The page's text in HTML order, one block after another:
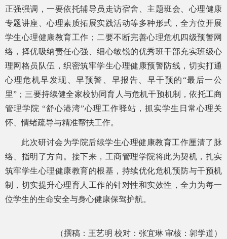
正强强调，一要依托辅导员走访宿舍、主题班会、心理健康
专题讲座、心理素质拓展实践活动等多种形式，全方位开展
学生心理健康教育工作；二要不断完善心理危机四级预警网
络，择优吸纳责任心强、细心敏锐的优秀班干部充实班级心
理网格员队伍，织密筑牢学生心理健康预警防线，切实打通
心理危机早发现、早预警、早报告、早干预的“最后一公
里”；三要持续健全家校协同育人与危机干预机制，依托工商
管理学院 “舒心港湾”心理工作驿站，抓实学生日常心理关
怀、情绪疏导与精准帮扶工作。
此次研讨会为学院后续学生心理健康教育工作厘清了脉
络、指明了方向。接下来，工商管理学院将此为契机，扎实
筑牢学生心理健康教育的根基，持续优化危机预防与干预机
制，切实提升心理育人工作的针对性和实效性，全力为每一
位学生的生命安全与身心健康保驾护航。
（撰稿：王艺明 校对：张宜琳 审核：郭学道）